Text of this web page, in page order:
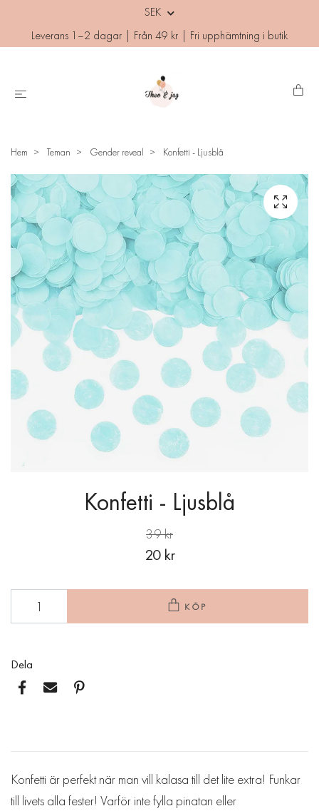
SEK
Leverans 1–2 dagar | Från 49 kr | Fri upphämtning i butik
Hem Teman Gender reveal Konfetti - Ljusblå
Konfetti - Ljusblå
39 kr
20 kr
KÖP
Dela
Konfetti är perfekt när man vill kalasa till det lite extra! Funkar
till livets alla fester! Varför inte fylla pinatan eller